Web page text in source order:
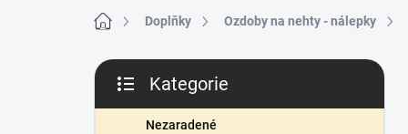
Domů Doplňky Ozdoby na nehty - nálepky
P
s
kategorie
Kategorie
Nezaradené